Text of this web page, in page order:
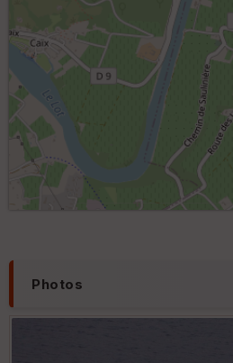
Photos